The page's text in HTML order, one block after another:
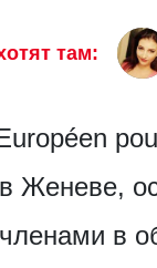
там:
Женеве,
в